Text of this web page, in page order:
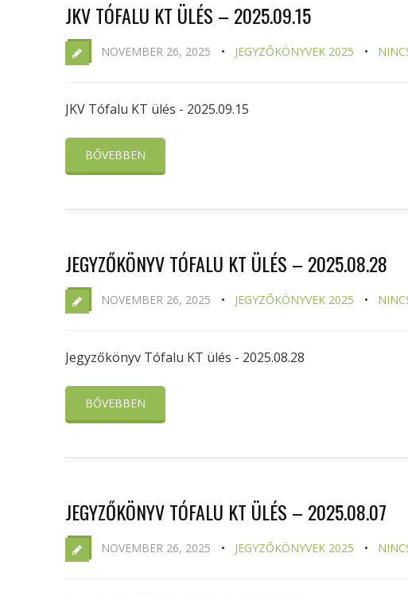
JKV TÓFALU KT ÜLÉS – 2025.09.15
NOVEMBER 26, 2025 JEGYZŐKÖNYVEK 2025
JKV Tófalu KT ülés - 2025.09.15
BŐVEBBEN
JEGYZŐKÖNYV TÓFALU KT ÜLÉS – 2025.08.28
NOVEMBER 26, 2025 JEGYZŐKÖNYVEK 2025
Jegyzőkönyv Tófalu KT ülés - 2025.08.28
BŐVEBBEN
JEGYZŐKÖNYV TÓFALU KT ÜLÉS – 2025.08.07
NOVEMBER 26, 2025 JEGYZŐKÖNYVEK 2025